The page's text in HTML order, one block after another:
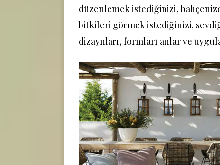
düzenlemek istediğinizi,
bitkileri görmek istediğinizi,
dizaynları, formları anlar ve